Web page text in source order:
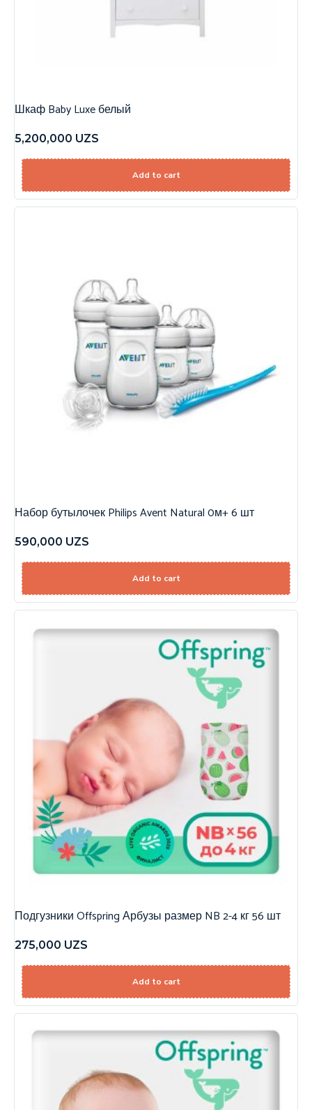
Шкаф Baby Luxe белый
5,200,000 UZS
Add to cart
Набор бутылочек Philips Avent Natural 0м+ 6 шт
590,000 UZS
Add to cart
Подгузники Offspring Арбузы размер NB 2-4 кг 56 шт
275,000 UZS
Add to cart